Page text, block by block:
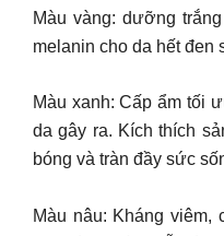
Màu vàng: dưỡng
melanin cho da hết đen
Màu xanh: Cấp ẩm tối
da gây ra. Kích thích
bóng và tràn đầy sức
Màu nâu: Kháng viêm,